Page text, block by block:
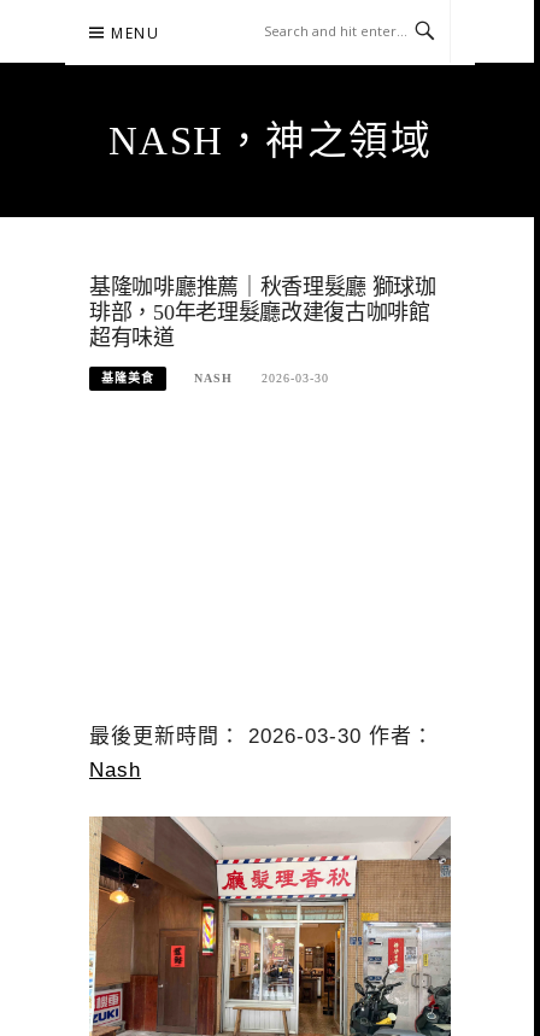
content
MENU
NASH，神之領域
基隆咖啡廳推薦｜秋香理髮廳 獅球珈
琲部，50年老理髮廳改建復古咖啡館
超有味道
基隆美食 NASH 2026-03-30
最後更新時間： 2026-03-30 作者：
Nash